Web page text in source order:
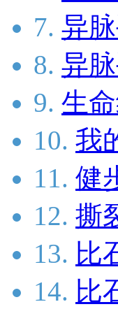
7. 异
8. 异
9. 生
10. 我
11. 健
12. 撕
13. 比
14. 比